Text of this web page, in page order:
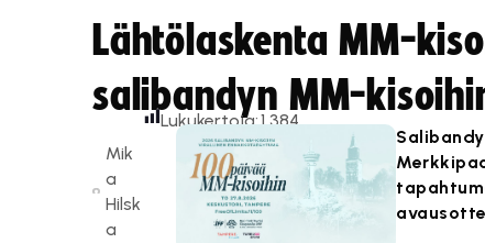
Lähtölaskenta MM-
salibandyn MM-
Mik
a
Hilsk
a
Lukukertoja:1 384